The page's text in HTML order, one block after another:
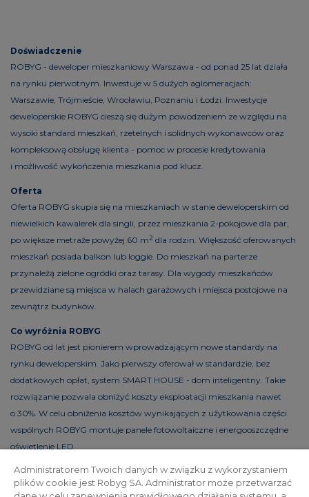
Doświadczenie
ROBYG - deweloper mieszkaniowy Warszawa - od ponad 25 lat działa
na rynku pierwotnym. Inwestuje w 5 dużych aglomeracjach:
Warszawie, Trójmieście, Wrocławiu, Poznaniu i Łodzi. Inwestycje
deweloperskie ROBYG cieszą się dużym powodzeniem ze względu na
wysoki standard mieszkań, rzetelnych i solidnych wykonawców oraz
kompleksową obsługę klienta - pomoc w procesie kredytowania
i możliwość wykończenia mieszkania pod klucz.
Oferta
Oferta ROBYG skupia się na mieszkaniach w stanie deweloperskim od
niewielkich kawalerek dla singli, przez mieszkania 2-pokojowe dla par,
po większe metraże powyżej 60 m2 dla rodzin. Większość oferowanych
mieszkań posiada balkon lub loggie. Do mieszkań na parterze
przynależą zielone ogródki oraz tarasy. Dla wygody mieszkańców
przewidziane są miejsca w halach garażowych i miejsca postojowe na
zewnątrz budynków.
Co wyróżnia ROBYG
ROBYG od lat jest pionierem wprowadzającym nowe standardy na
rynku deweloperskim. Jako pierwszy oferował w standardzie, bez
dodatkowych opłat, system SMART HOUSE - dom inteligentny. Takie
rozwiązanie pozwala obniżyć koszty eksploatacji mieszkania nawet
o 30%. W celu obniżenia kosztów wynikających z użytkowania części
wspólnych ROBYG montuje panele fotowoltaiczne i energooszczędne
oświetlenie LED.
Administratorem Twoich danych w związku z wykorzystaniem
plików cookie jest Robyg SA. Administrator może przetwarzać